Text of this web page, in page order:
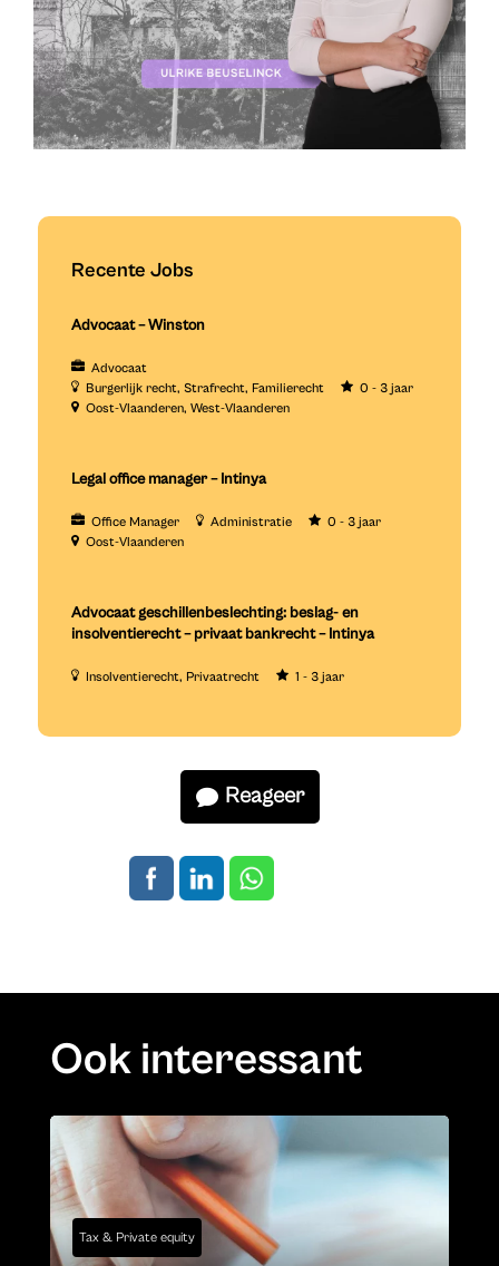
Recente Jobs
Advocaat – Winston
Advocaat
Burgerlijk recht Strafrecht Familierecht
0 - 3 jaar
Oost-Vlaanderen West-Vlaanderen
Legal office manager – Intinya
Office Manager Administratie
0 - 3 jaar
Oost-Vlaanderen
Advocaat geschillenbeslechting: beslag- en
insolventierecht – privaat bankrecht – Intinya
Insolventierecht Privaatrecht 1 - 3 jaar
Reageer
Ook interessant
Tax & Private equity